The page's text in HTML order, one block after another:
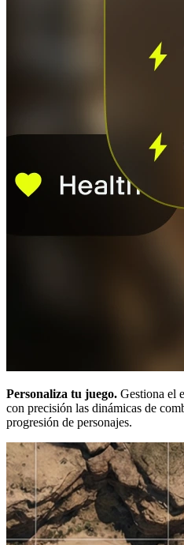
Personaliza tu juego. Gestiona el
con precisión las dinámicas de
progresión de personajes.